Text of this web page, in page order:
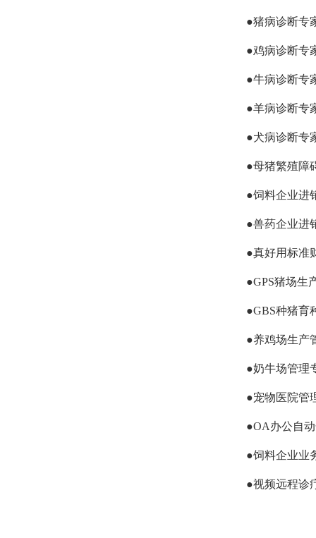
●猪病诊断专
●鸡病诊断专
●牛病诊断专
●羊病诊断专
●犬病诊断专
●母猪繁殖障
●饲料企业进
●兽药企业进
●真好用标准
●GPS猪场生
●GBS种猪育
●养鸡场生产
●奶牛场管理
●宠物医院管
●OA办公自动
●饲料企业业
●视频远程诊